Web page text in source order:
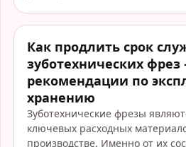
Как продлить срок
зуботехнических
рекомендации по
хранению
Зуботехнические фрезы
ключевых расходных
производстве. Именно от их